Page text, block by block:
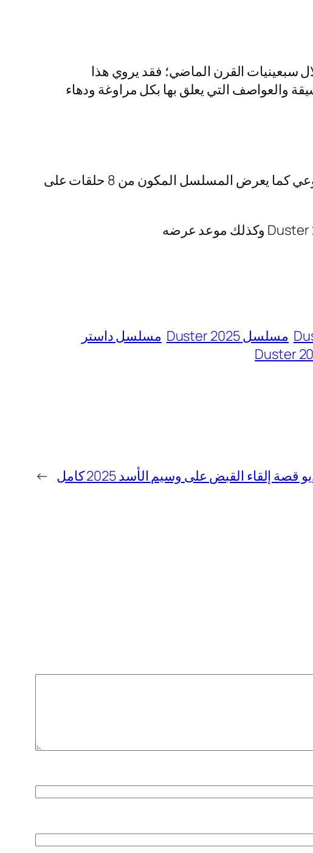
القرن الماضي؛ فقد يروي هذا
والعواصف التي يعلق بها بكل مراوغة ودهاء
تم عرض الموسم الأول من مسلسل داستر في 15 مايو 2025، مع إصدار حلقاته بشكل أسبوعي كما يعرض المسلسل المكون من 8 حلقات على
مسلسل Duster 2025
مسلسل داستر
إلقاء القبض على وسيم الأسد 2025 كامل →